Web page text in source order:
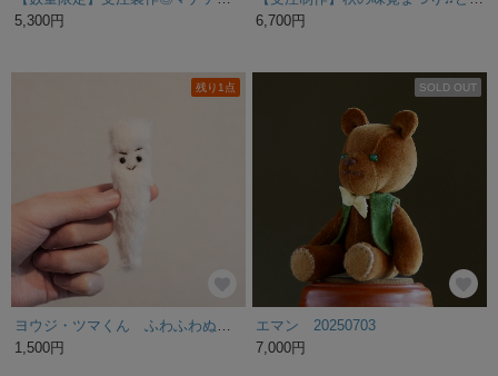
5,300円
6,700円
残り1点
1,500円
SOLD OUT
エマン 20250703
7,000円